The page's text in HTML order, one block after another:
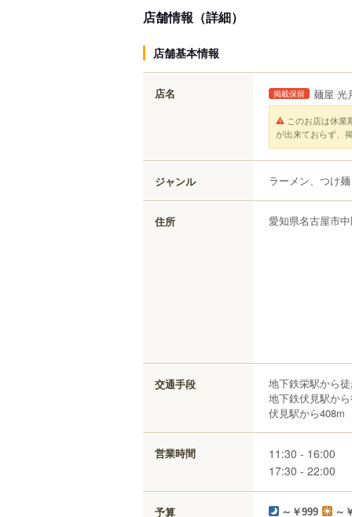
店舗情報（詳細）
店舗基本情報
店名 掲載保留 麺屋 光
このお店は休業
が出来ておらず、
ジャンル ラーメン、つけ麺
住所 愛知県名古屋市
交通手段
地下鉄栄駅から
地下鉄伏見駅か
伏見駅から408m
営業時間
11:30 - 16:00
17:30 - 22:00
予算 ～￥999 ～